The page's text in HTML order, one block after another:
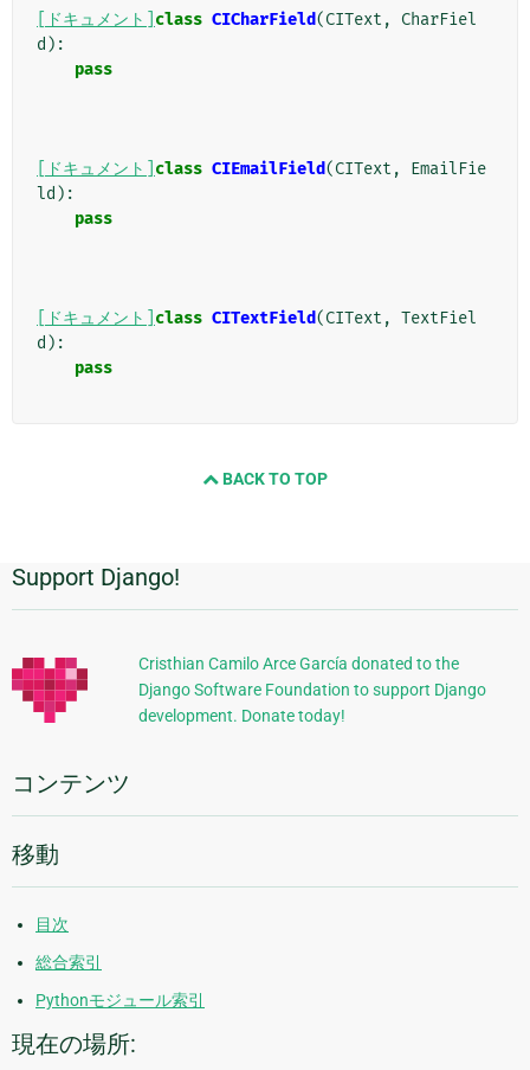
[ドキュメント] class CICharField(CIText ,
CharFiel
d ):
pass
[ドキュメント] class CIEmailField(CIText ,
EmailFie
ld ):
pass
[ドキュメント] class CITextField(CIText , TextFiel
d ):
pass
BACK TO TOP
追
加
的
な
報
Support Django!
Cristhian Camilo Arce García donated to the
Django Software Foundation to support Django
development. Donate today!
コンテンツ
移動
目次
総合索引
Pythonモジュール索引
現在の場所: